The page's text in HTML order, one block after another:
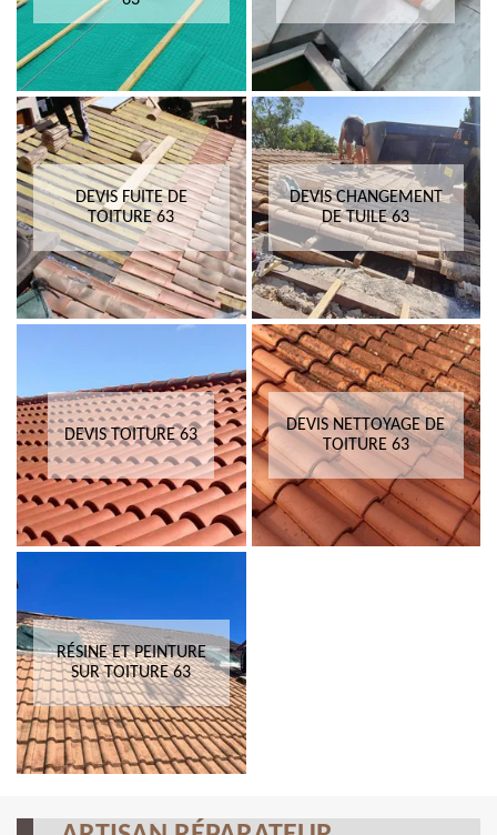
DEVIS FUITE DE
TOITURE 63
DEVIS CHANGEMENT
DE TUILE 63
DEVIS TOITURE 63
DEVIS NETTOYAGE DE
TOITURE 63
RÉSINE ET PEINTURE
SUR TOITURE 63